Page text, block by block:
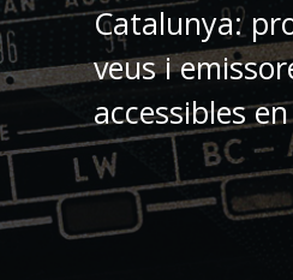
Catalunya:
veus i
accessibles